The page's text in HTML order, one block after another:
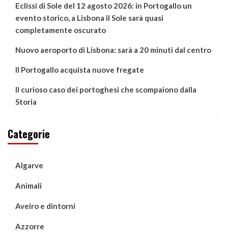
Eclissi di Sole del 12 agosto 2026: in Portogallo un
evento storico, a Lisbona il Sole sarà quasi
completamente oscurato
Nuovo aeroporto di Lisbona: sarà a 20 minuti dal centro
Il Portogallo acquista nuove fregate
Il curioso caso dei portoghesi che scompaiono dalla
Storia
Categorie
Algarve
Animali
Aveiro e dintorni
Azzorre